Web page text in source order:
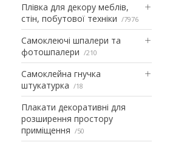
Плівка для декору меблів,
стін, побутової техніки
7976
Самоклеючі шпалери та
фотошпалери
210
Самоклейна гнучка
штукатурка
18
Плакати декоративні для
розширення простору
приміщення
50